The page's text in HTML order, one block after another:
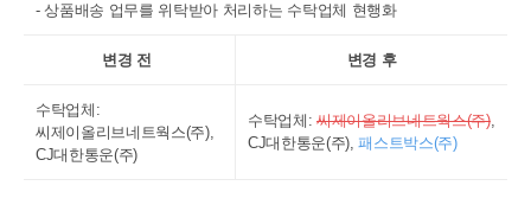
- 상품배송 업무를 위탁받아 처리하는 수탁업체 현행화
변경 전 변경 후
수탁업체:
씨제이올리브네트웍스(주),
CJ대한통운(주)
수탁업체:씨제이올리브네트웍스(주),
CJ대한통운(주),패스트박스(주)